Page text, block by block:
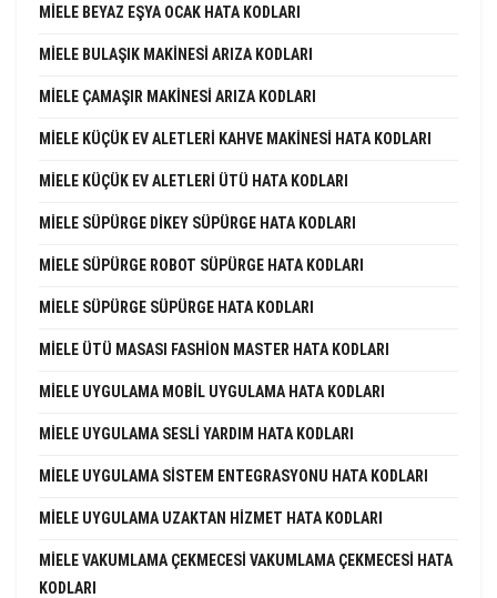
MIELE BEYAZ EŞYA OCAK HATA KODLARI
MIELE BULAŞIK MAKINESI ARIZA KODLARI
MIELE ÇAMAŞIR MAKINESI ARIZA KODLARI
MIELE KÜÇÜK EV ALETLERI KAHVE MAKINESI HATA KODLARI
MIELE KÜÇÜK EV ALETLERI ÜTÜ HATA KODLARI
MIELE SÜPÜRGE DIKEY SÜPÜRGE HATA KODLARI
MIELE SÜPÜRGE ROBOT SÜPÜRGE HATA KODLARI
MIELE SÜPÜRGE SÜPÜRGE HATA KODLARI
MIELE ÜTÜ MASASI FASHION MASTER HATA KODLARI
MIELE UYGULAMA MOBIL UYGULAMA HATA KODLARI
MIELE UYGULAMA SESLI YARDIM HATA KODLARI
MIELE UYGULAMA SISTEM ENTEGRASYONU HATA KODLARI
MIELE UYGULAMA UZAKTAN HIZMET HATA KODLARI
MIELE VAKUMLAMA ÇEKMECESI VAKUMLAMA ÇEKMECESI HATA
KODLARI